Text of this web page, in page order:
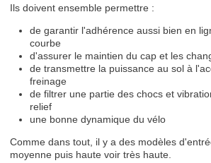
Ils doivent ensemble permettre :
de garantir l'adhérence aussi bien en
courbe
d'assurer le maintien du cap et les
de transmettre la puissance au sol à
freinage
de filtrer une partie des chocs et
relief
une bonne dynamique du vélo
Comme dans tout, il y a des modèles
moyenne puis haute voir très haute.